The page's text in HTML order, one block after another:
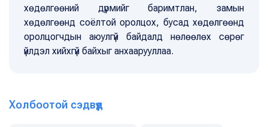
хөдөлгөөний дүрмийг баримтлан, замын
хөдөлгөөнд соёлтой оролцох, бусад хөдөлгөөнд
оролцогчдын аюулгүй байдалд нөлөөлөх сөрөг
үйлдэл хийхгүй байхыг анхаарууллаа.
Холбоотой сэдвүүд